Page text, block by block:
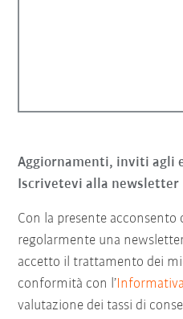
Aggiornamenti, inviti agli
Iscrivetevi alla newsletter
Con la presente acconsento
regolarmente una
accetto il trattamento dei
conformità con l’
valutazione dei tassi di